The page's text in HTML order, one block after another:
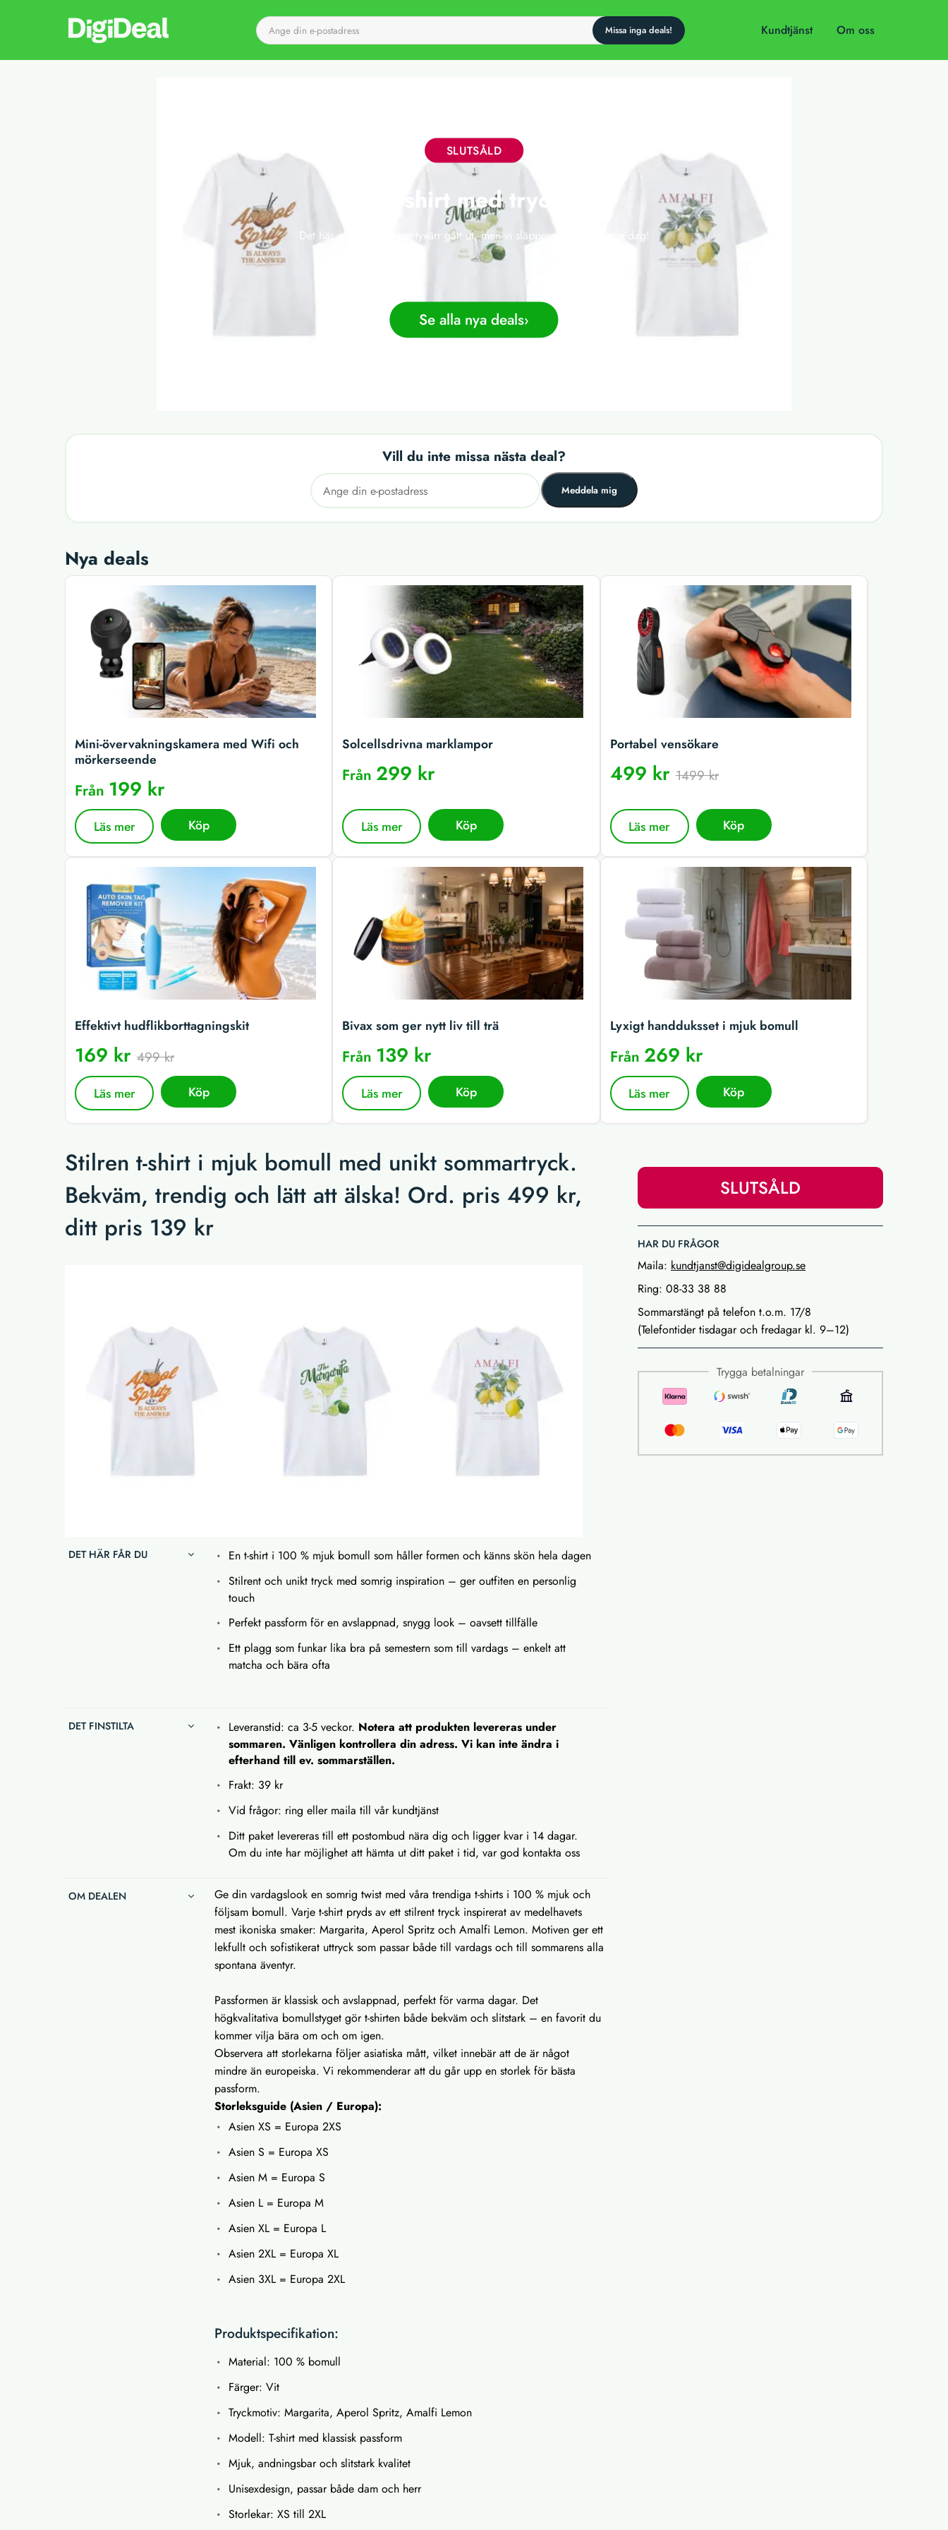
Till startsidan Kundtjänst Om oss
SLUTSÅLD
T-shirt med tryck
Det här erbjudandet har tyvärr gått ut, men vi släpper nya deals varje dag!
Se alla nya deals
Vill du inte missa nästa deal?
Meddela mig
Nya deals
Mini-övervakningskamera med Wifi och
mörkerseende
Från 199 kr
Läs mer Köp
Solcellsdrivna marklampor
Från299 kr
Läs mer Köp
Portabel vensökare
499 kr1499 kr
Läs mer Köp
Effektivt hudflikborttagningskit
169 kr 499 kr
Läs mer Köp
Bivax som ger nytt liv till trä
Från 139 kr
Läs mer Köp
Lyxigt handduksset i mjuk bomull
Från 269 kr
Läs mer Köp
Stilren t-shirt i mjuk bomull med unikt sommartryck.
Bekväm, trendig och lätt att älska! Ord. pris 499 kr,
ditt pris 139 kr
SLUTSÅLD
HAR DU FRÅGOR
Maila: kundtjanst@digidealgroup.se
Ring: 08-33 38 88
Sommarstängt på telefon t.o.m. 17/8
(Telefontider tisdagar och fredagar kl. 9–12)
Trygga betalningar
DET HÄR FÅR DU
En t-shirt i 100 % mjuk bomull som håller formen och känns skön hela dagen
Stilrent och unikt tryck med somrig inspiration – ger outfiten en personlig
touch
Perfekt passform för en avslappnad, snygg look – oavsett tillfälle
Ett plagg som funkar lika bra på semestern som till vardags – enkelt att
matcha och bära ofta
DET FINSTILTA Leveranstid: ca 3-5 veckor. Notera att produkten levereras under
sommaren. Vänligen kontrollera din adress. Vi kan inte ändra i
efterhand till ev. sommarställen.
Frakt: 39 kr
Vid frågor: ring eller maila till vår kundtjänst
Ditt paket levereras till ett postombud nära dig och ligger kvar i 14 dagar.
Om du inte har möjlighet att hämta ut ditt paket i tid, var god kontakta oss
OM DEALEN
Ge din vardagslook en somrig twist med våra trendiga t-shirts i 100 % mjuk och
följsam bomull. Varje t-shirt pryds av ett stilrent tryck inspirerat av medelhavets
mest ikoniska smaker: Margarita, Aperol Spritz och Amalfi Lemon. Motiven ger ett
lekfullt och sofistikerat uttryck som passar både till vardags och till sommarens alla
spontana äventyr.
Passformen är klassisk och avslappnad, perfekt för varma dagar. Det
högkvalitativa bomullstyget gör t-shirten både bekväm och slitstark – en favorit du
kommer vilja bära om och om igen.
Observera att storlekarna följer asiatiska mått, vilket innebär att de är något
mindre än europeiska. Vi rekommenderar att du går upp en storlek för bästa
passform.
Storleksguide (Asien / Europa):
Asien XS = Europa 2XS
Asien S = Europa XS
Asien M = Europa S
Asien L = Europa M
Asien XL = Europa L
Asien 2XL = Europa XL
Asien 3XL = Europa 2XL
Produktspecifikation:
Material: 100 % bomull
Färger: Vit
Tryckmotiv: Margarita, Aperol Spritz, Amalfi Lemon
Modell: T-shirt med klassisk passform
Mjuk, andningsbar och slitstark kvalitet
Unisexdesign, passar både dam och herr
Storlekar: XS till 2XL